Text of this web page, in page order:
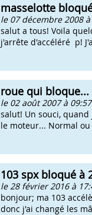
masselotte
le 07 décembre 2008
salut a tous! Voila
j'arrête d'accéléré p!
roue qui bloque...
le 02 août 2007 à 09:57
salut! Un souci,
le moteur... Normal ou
103 spx bloqué à
le 28 février 2016 à
bonjour; ma 103
donc j'ai changé les